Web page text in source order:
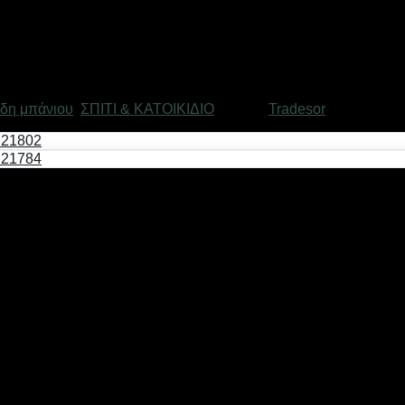
μπάνιου ΣΠΙΤΙ & ΚΑΤΟΙΚΙΔΙΟ Tradesor